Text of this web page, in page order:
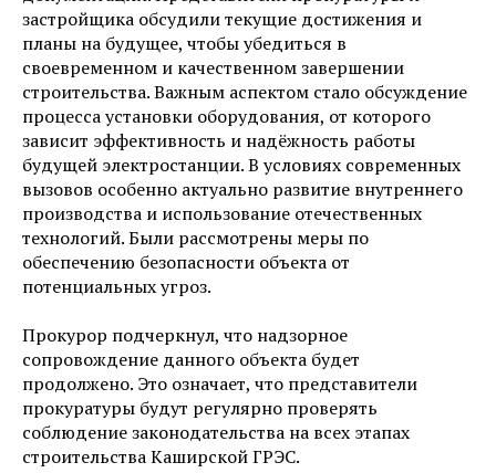
застройщика обсудили текущие достижения и
планы на будущее, чтобы убедиться в
своевременном и качественном завершении
строительства. Важным аспектом стало обсуждение
процесса установки оборудования, от которого
зависит эффективность и надёжность работы
будущей электростанции. В условиях современных
вызовов особенно актуально развитие внутреннего
производства и использование отечественных
технологий. Были рассмотрены меры по
обеспечению безопасности объекта от
потенциальных угроз.
Прокурор подчеркнул, что надзорное
сопровождение данного объекта будет
продолжено. Это означает, что представители
прокуратуры будут регулярно проверять
соблюдение законодательства на всех этапах
строительства Каширской ГРЭС.